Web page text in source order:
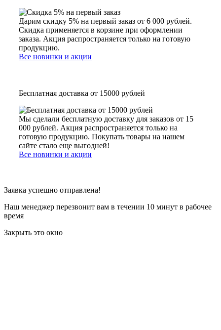
Дарим скидку 5% на первый заказ от 6 000 рублей.
Скидка применяется в корзине при оформлении
заказа. Акция распространяется только на готовую
продукцию.
Все новинки и акции
Бесплатная доставка от 15000 рублей
Мы сделали бесплатную доставку для заказов от 15
000 рублей. Акция распространяется только на
готовую продукцию. Покупать товары на нашем
сайте стало еще выгодней!
Все новинки и акции
Заявка успешно отправлена!
Наш менеджер перезвонит вам в течении 10 минут в рабочее
время
Закрыть это окно